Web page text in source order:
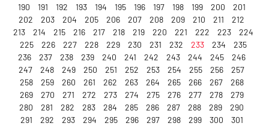
190
191 192 193 194 195 196 197 198 199 200
201
202
203 204 205 206 207 208 209 210 211
212
213
214 215 216 217 218 219 220 221 222 223
224
225
226 227 228 229 230 231 232 233 234
235
236
237 238 239 240 241 242 243 244 245
246
247
248 249 250 251 252 253 254 255 256
257
258
259 260 261 262 263 264 265 266 267
268
269
270 271 272 273 274 275 276 277 278
279
280
281 282 283 284 285 286 287 288 289
290
291
292 293 294 295 296 297 298 299 300
301